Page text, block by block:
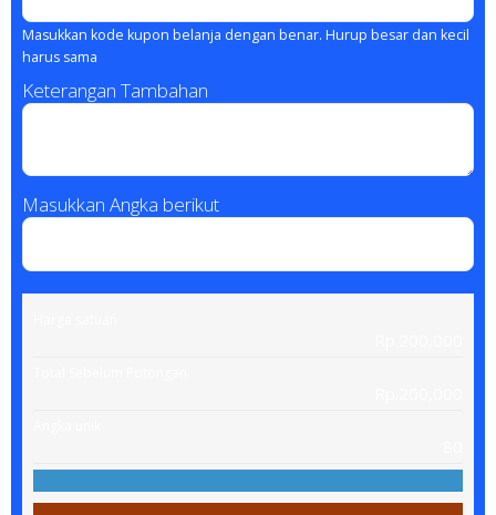
Masukkan kode kupon belanja dengan benar. Hurup besar dan kecil
harus sama
Keterangan Tambahan
Masukkan Angka berikut